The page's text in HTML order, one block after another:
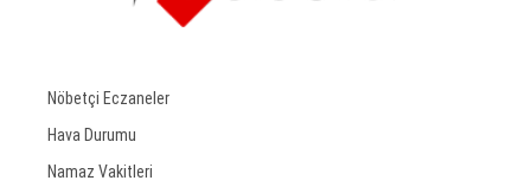
Nöbetçi Eczaneler
Hava Durumu
Namaz Vakitleri